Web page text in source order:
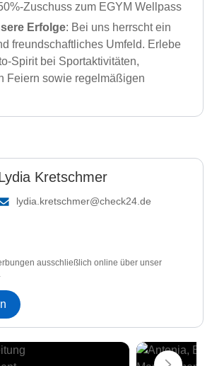
Zuschuss zum EGYM Wellpass
Erfolge: Bei uns herrscht ein
freundschaftliches Umfeld. Erlebe
Spirit bei Sportaktivitäten,
Feiern sowie regelmäßigen
Kretschmer
lydia.kretschmer@check24.de
ausschließlich online über unser